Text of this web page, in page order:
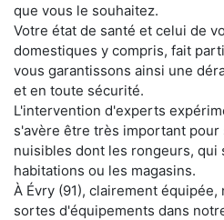
que vous le souhaitez.
Votre état de santé et celui de
domestiques y compris, fait
vous garantissons ainsi une
et en toute sécurité.
L'intervention d'experts
s'avère être très important
nuisibles dont les rongeurs, qui
habitations ou les magasins.
À Évry (91), clairement
sortes d'équipements dans